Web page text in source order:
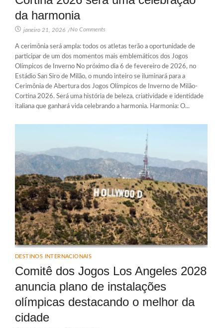
da harmonia
janeiro 21, 2026 /No Comments
A cerimônia será ampla: todos os atletas terão a oportunidade de
participar de um dos momentos mais emblemáticos dos Jogos
Olímpicos de Inverno No próximo dia 6 de fevereiro de 2026, no
Estádio San Siro de Milão, o mundo inteiro se iluminará para a
Cerimônia de Abertura dos Jogos Olímpicos de Inverno de Milão-
Cortina 2026. Será uma história de beleza, criatividade e identidade
italiana que ganhará vida celebrando a harmonia. Harmonia: O...
DESTINOS INTERNACIONAIS
Comitê dos Jogos Los Angeles 2028
anuncia plano de instalações
olímpicas destacando o melhor da
cidade